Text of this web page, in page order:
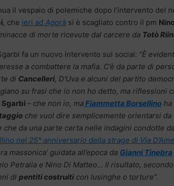
il vespaio di polemiche dopo l’intervento del
, che ieri ad Agorà si è scagliato contro il pm
di morte ricevute dal carcere da Totò
fa un nuovo intervento sui social: “È
a combattere la mafia. C’è da parte di
di Cancelleri, D’Uva e alcuni del partito
su frasi che io non ho detto, ma riflessioni
Sgarbi – che non io, maFiammetta Borsellino
che vuol dire semplicemente orientarsi
che da una parte certa nelle indagini condotte
nel 25° anniversario della strage di Via
massonica’ guidata all’epoca da Gianni Tinebra
Petralia e Nino Di Matteo… Il risultato,
di pentiti costruiti con lusinghe o torture”.